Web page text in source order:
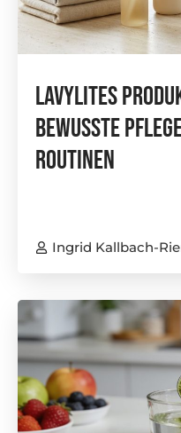
Lavylites
Bewusste
Routinen
Ingrid Kallbach-